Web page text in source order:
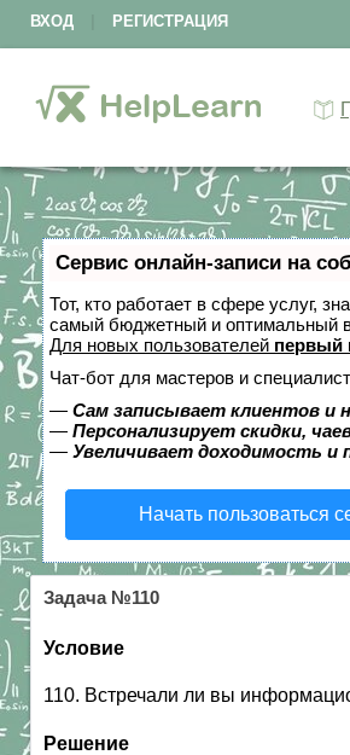
ВХОД РЕГИСТРАЦИЯ
Сервис онлайн-записи на
Тот, кто работает в сфере услуг,
самый бюджетный и оптимальный
Для новых пользователей первый
Чат-бот для мастеров и
— Сам записывает клиентов и
— Персонализирует скидки,
— Увеличивает доходимость
Начать пользоваться
Задача №110
Условие
110. Встречали ли вы
Решение